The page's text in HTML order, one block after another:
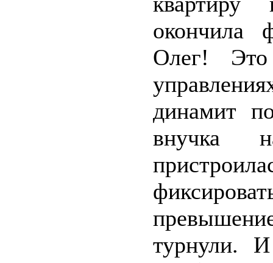
окончила
Олег!
динамит
внучка
турнули.